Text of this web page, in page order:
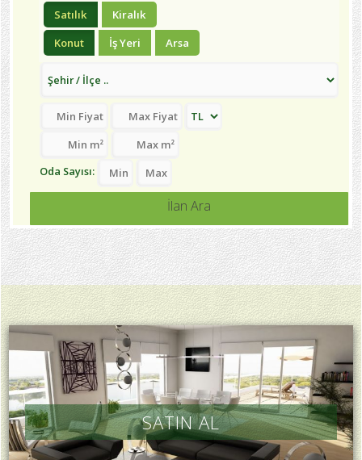
Satılık
Kiralık
Konut
İş Yeri Arsa
Oda Sayısı:
İlan Ara
SATIN AL